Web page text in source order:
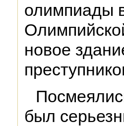
олимпиады
новое
был